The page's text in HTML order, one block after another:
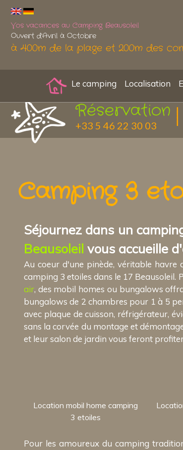
Réservation
+33 5 46 22 30 03
Vos vacances au Camping Beausoleil
Ouvert d'Avril à Octobre
à 400m de la plage et 200m des
Le camping Localisation
Camping 3
Séjournez dans un
Beausoleil vous accueille
Au coeur d'une pinède, véritable havre
camping 3 etoiles dans le 17 Beausoleil.
air, des mobil homes ou bungalows
bungalows de 2 chambres pour 1 à 5
avec plaque de cuisson, réfrigérateur,
sans la corvée du montage et
et leur salon de jardin vous feront
Location mobil home camping
3 etoiles
Pour les amoureux du camping